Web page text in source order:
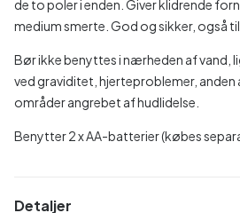
de to poler i enden. Giver klidrende
medium smerte. God og sikker, også
Bør ikke benyttes i nærheden af vand,
ved graviditet, hjerteproblemer, anden
områder angrebet af hudlidelse.
Benytter 2 x AA-batterier (købes
Detaljer